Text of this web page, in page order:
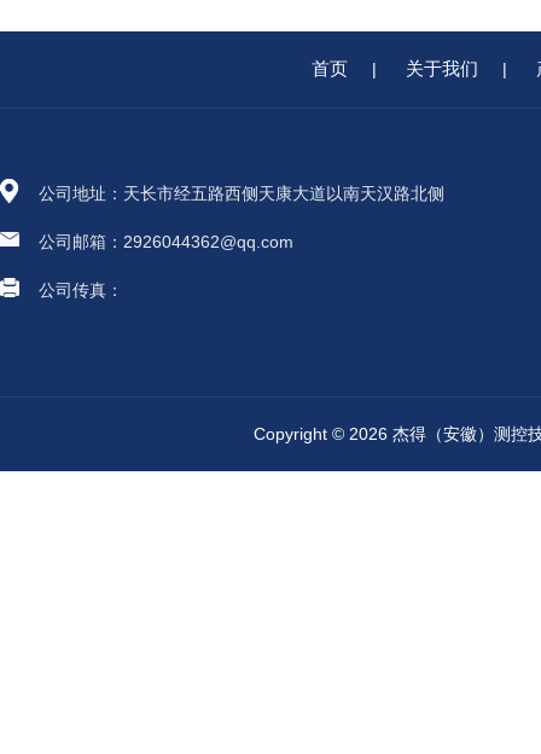
首页 | 关于我们 |
公司地址：天长市经五路西侧天康大道以南天汉路北侧
公司邮箱：2926044362@qq.com
公司传真：
Copyright © 2026 杰得（安徽）测